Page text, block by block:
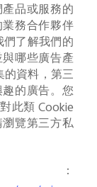
品或服務的
務合作夥伴
們了解我們的
哪些廣告產
的資料，第三
的廣告。您
此類Cookie
覽第三方私